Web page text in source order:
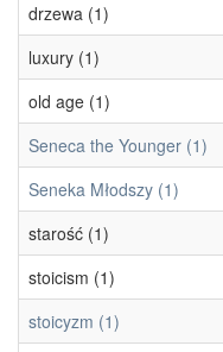
drzewa (1)
luxury (1)
old age (1)
Seneca the Younger (1)
Seneka Młodszy (1)
starość (1)
stoicism (1)
stoicyzm (1)